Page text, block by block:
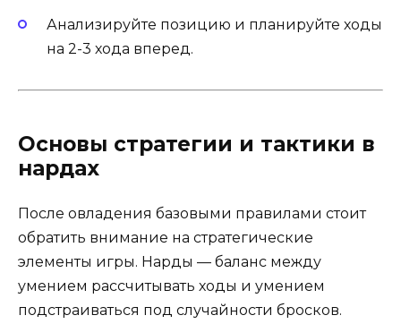
Анализируйте позицию и планируйте ходы
на 2-3 хода вперед.
Основы стратегии и тактики в
нардах
После овладения базовыми правилами стоит
обратить внимание на стратегические
элементы игры. Нарды — баланс между
умением рассчитывать ходы и умением
подстраиваться под случайности бросков.